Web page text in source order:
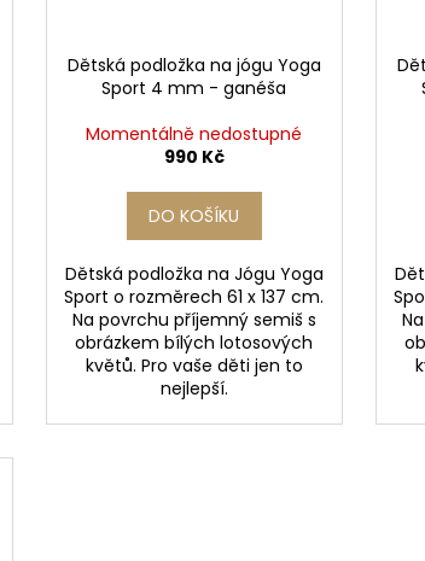
Dětská podložka na jógu Yoga
Sport 4 mm - ganéša
Momentálně nedostupné
990 Kč
DO KOŠÍKU
Dětská podložka na Jógu Yoga
Sport o rozměrech 61 x 137 cm.
Na povrchu příjemný semiš s
obrázkem bílých lotosových
květů. Pro vaše děti jen to
nejlepší.